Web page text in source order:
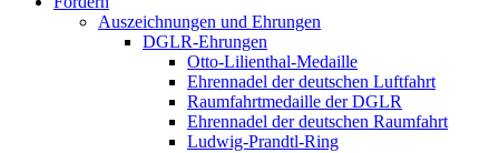
Auszeichnungen und Ehrungen
DGLR-Ehrungen
Otto-Lilienthal-Medaille
Ehrennadel der deutschen Luftfahrt
Raumfahrtmedaille der DGLR
Ehrennadel der deutschen Raumfahrt
Ludwig-Prandtl-Ring